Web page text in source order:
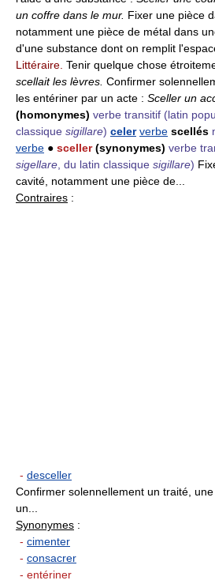
un coffre dans le mur. Fixer une pièce
notamment une pièce de métal dans
d'une substance dont on remplit
Littéraire. Tenir quelque chose
scellait les lèvres. Confirmer
les entériner par un acte : Sceller un
(homonymes) verbe transitif (latin
classique sigillare) celer verbe scellés
verbe ● sceller(synonymes) verbe
sigellare , du latin classique sigillare)
cavité, notamment une pièce de...
Contraires :
- desceller
Confirmer solennellement un traité,
un...
Synonymes :
- cimenter
- consacrer
- entériner